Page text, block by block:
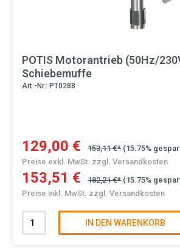
POTIS Motorantrieb (50Hz/
Schiebemuffe
Art.-Nr.: PT0288
129,00 € 153,11 €* (15.75%
Preise exkl. MwSt. zzgl. Versandkosten
153,51 € 182,21 €* (15.75%
Preise inkl. MwSt. zzgl. Versandkosten
IN DEN WARENKORB